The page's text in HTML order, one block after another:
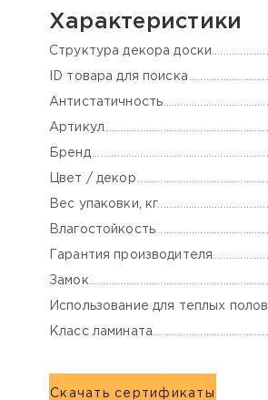
Характеристики
Cтруктура декора доски
ID товара для поиска
Антистатичность
Артикул
Бренд
Цвет / декор
Вес упаковки, кг
Влагостойкость
Гарантия производителя
Замок
Использование для теплых полов
Класс ламината
Скачать сертификаты